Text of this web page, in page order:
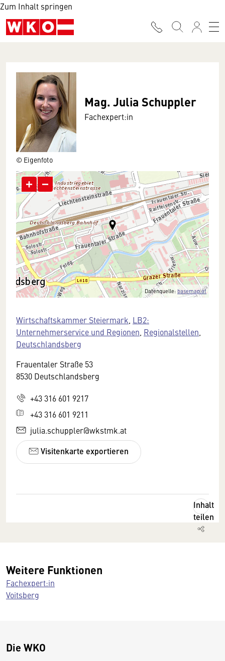
Zum Inhalt springen
© Eigenfoto
Mag. Julia Schuppler
Fachexpert:in
+ −
Datenquelle: basemap.at
Wirtschaftskammer Steiermark LB2:
Unternehmerservice und Regionen Regionalstellen
Deutschlandsberg
Frauentaler Straße 53
8530 Deutschlandsberg
+43 316 601 9217
+43 316 601 9211
julia.schuppler@wkstmk.at
Visitenkarte exportieren
Inhalt
teilen
Weitere Funktionen
Fachexpert:in
Voitsberg
Die WKO